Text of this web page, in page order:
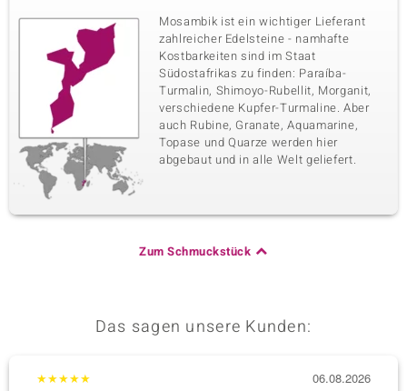
Mosambik ist ein wichtiger Lieferant
zahlreicher Edelsteine - namhafte
Kostbarkeiten sind im Staat
Südostafrikas zu finden: Paraíba-
Turmalin, Shimoyo-Rubellit, Morganit,
verschiedene Kupfer-Turmaline. Aber
auch Rubine, Granate, Aquamarine,
Topase und Quarze werden hier
abgebaut und in alle Welt geliefert.
Zum Schmuckstück
Das sagen unsere Kunden:
★★★★★
06.08.2026